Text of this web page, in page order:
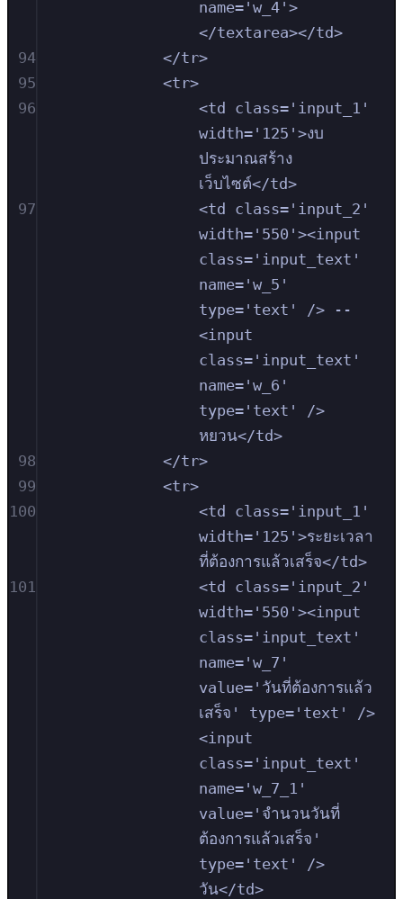
name='w_4'>
</textarea></td>
94
</tr>
95
<tr>
96
<td class='input_1'
width='125'>งบ
ประมาณสร้าง
เว็บไซต์</td>
97
<td class='input_2'
width='550'><input
class='input_text'
name='w_5'
type='text' /> --
<input
class='input_text'
name='w_6'
type='text' />
หยวน</td>
98
</tr>
99
<tr>
100
<td class='input_1'
width='125'>ระยะเวลา
ที่ต้องการแล้วเสร็จ</td>
101
<td class='input_2'
width='550'><input
class='input_text'
name='w_7'
value='วันที่ต้องการแล้ว
เสร็จ' type='text' />
<input
class='input_text'
name='w_7_1'
value='จำนวนวันที่
ต้องการแล้วเสร็จ'
type='text' />
วัน</td>